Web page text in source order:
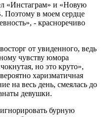
«Инстаграм» и «Новую
Поэтому в моем сердце
- красноречиво
от увиденного, ведь
чувству юмора
но это круто»,
харизматичная
на весь день, смеялась до
девушки.
бурную